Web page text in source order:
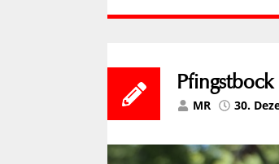
MR 30.